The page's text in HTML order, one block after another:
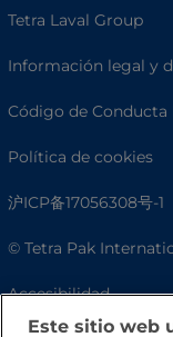
Tetra Laval Group
Información legal y
Código de Conducta
Política de cookies
沪ICP备17056308号-1
© Tetra Pak
Accesibilidad
Este sitio web